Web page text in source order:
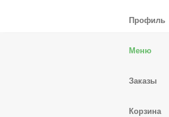
Профиль
Меню
Заказы
Корзина